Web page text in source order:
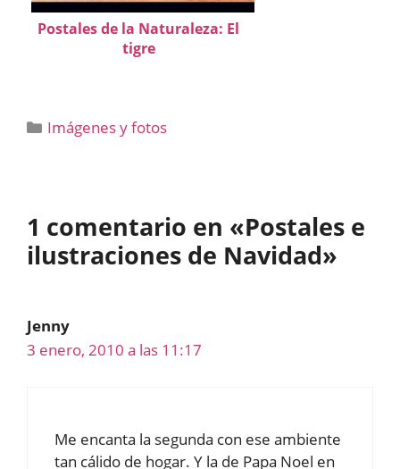
Postales de la Naturaleza: El
tigre
Categorías
Imágenes y fotos
1 comentario en «Postales e
ilustraciones de Navidad»
Jenny
3 enero, 2010 a las 11:17
Me encanta la segunda con ese ambiente
tan cálido de hogar. Y la de Papa Noel en